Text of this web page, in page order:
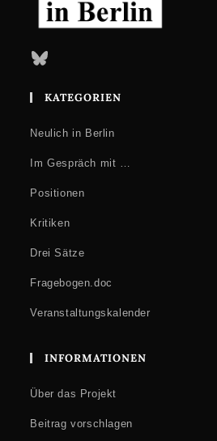
Bluesky
KATEGORIEN
Neulich in Berlin
Im Gespräch mit …
Positionen
Kritiken
Drei Sätze
Fragebogen.doc
Veranstaltungskalender
INFORMATIONEN
Über das Projekt
Beitrag vorschlagen